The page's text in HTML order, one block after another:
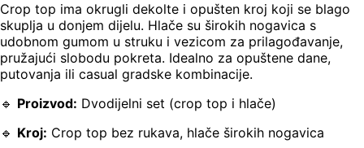
Crop top ima okrugli dekolte i opušten kroj koji se blago
skuplja u donjem dijelu. Hlače su širokih nogavica s
udobnom gumom u struku i vezicom za prilagođavanje,
pružajući slobodu pokreta. Idealno za opuštene dane,
putovanja ili casual gradske kombinacije.
🔹 Proizvod: Dvodijelni set (crop top i hlače)
🔹 Kroj: Crop top bez rukava, hlače širokih nogavica